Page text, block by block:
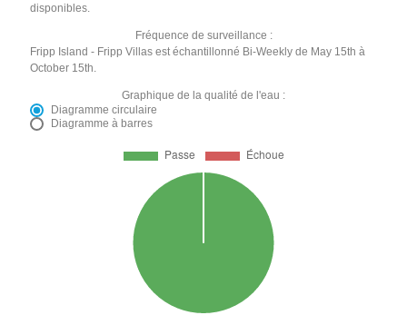
disponibles.
Fréquence de surveillance :
Fripp Island - Fripp Villas est échantillonné Bi-Weekly de May 15th à
October 15th.
Graphique de la qualité de l'eau :
Diagramme circulaire
Diagramme à barres